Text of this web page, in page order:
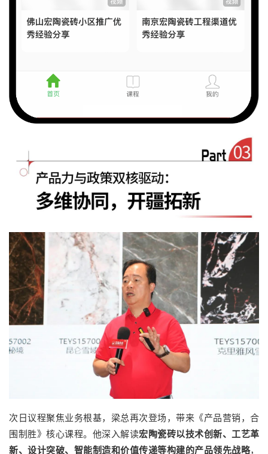
次日议程聚焦业务根基，梁总再次登场，带来《产品营销，合
围制胜》核心课程。他深入解读宏陶瓷砖以技术创新、工艺革
新、设计突破、智能制造和价值传递等构建的产品领先战略，